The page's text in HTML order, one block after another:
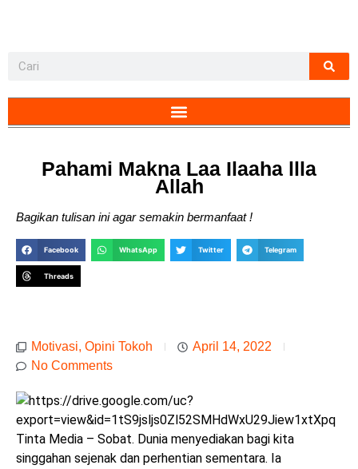
Pahami Makna Laa Ilaaha llla
Allah
Bagikan tulisan ini agar semakin bermanfaat !
Facebook WhatsApp Twitter Telegram
Threads
Motivasi, Opini Tokoh
April 14, 2022
No Comments
Tinta Media – Sobat. Dunia menyediakan bagi kita
singgahan sejenak dan perhentian sementara. Ia